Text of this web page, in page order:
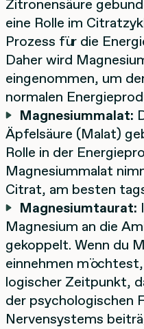
Zitronensäure
eine Rolle im
Prozess für die
Daher wird
eingenommen, um
normalen
Magnesiummalat:
Äpfelsäure (Malat)
Rolle in der
Magnesiummalat
Citrat, am besten
Magnesiumtaurat:
Magnesium an die
gekoppelt. Wenn du
einnehmen
logischer Zeitpunkt,
der psychologischen
Nervensystems